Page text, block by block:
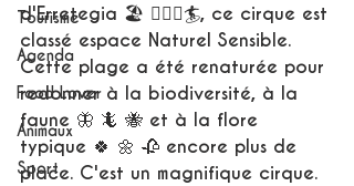
Tourisme
Agenda
Food Lover
Animaux
Sport
d'Erretegia 🏖 🏄🏼‍♀️🏄, ce cirque est
classé espace Naturel Sensible.
Cette plage a été renaturée pour
redonner à la biodiversité, à la
faune 🦋 🦎 🐝 et à la flore
typique 🍀 🌼 🥀 encore plus de
place. C'est un magnifique cirque.